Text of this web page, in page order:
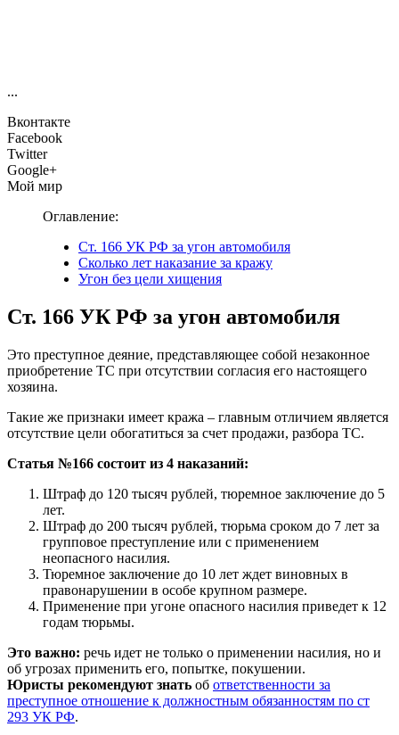
...
Вконтакте
Facebook
Twitter
Google+
Мой мир
Оглавление:
Ст. 166 УК РФ за угон автомобиля
Сколько лет наказание за кражу
Угон без цели хищения
Ст. 166 УК РФ за угон автомобиля
Это преступное деяние, представляющее собой незаконное
приобретение ТС при отсутствии согласия его настоящего
хозяина.
Такие же признаки имеет кража – главным отличием является
отсутствие цели обогатиться за счет продажи, разбора ТС.
Статья №166 состоит из 4 наказаний:
Штраф до 120 тысяч рублей, тюремное заключение до 5
лет.
Штраф до 200 тысяч рублей, тюрьма сроком до 7 лет за
групповое преступление или с применением
неопасного насилия.
Тюремное заключение до 10 лет ждет виновных в
правонарушении в особе крупном размере.
Применение при угоне опасного насилия приведет к 12
годам тюрьмы.
Это важно: речь идет не только о применении насилия, но и
об угрозах применить его, попытке, покушении.
Юристы рекомендуют знать об ответственности за
преступное отношение к должностным обязанностям по ст
293 УК РФ.